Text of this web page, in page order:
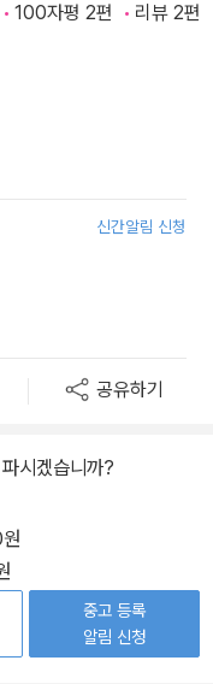
100자평 2편 리뷰 2편
신간알림 신청
공유하기
시겠습니까?
중고 등록
알림 신청